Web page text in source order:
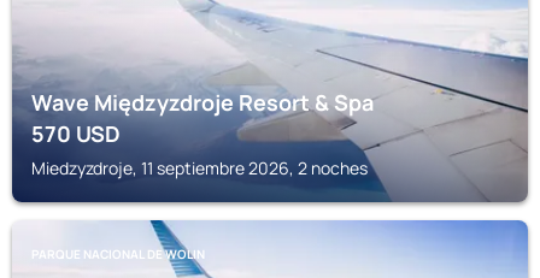
Wave Międzyzdroje Resort & Spa
570USD
Miedzyzdroje, 11 septiembre 2026, 2 noches
PARQUE NACIONAL DE WOLIN